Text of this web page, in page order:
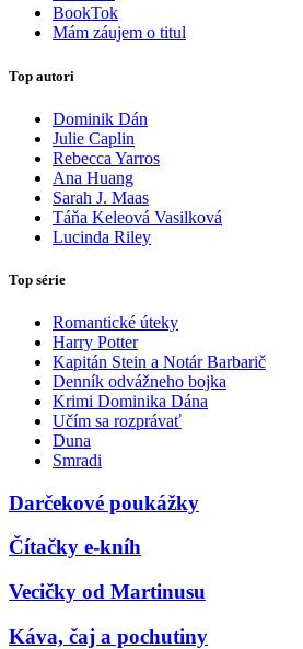
BookTok
Mám záujem o titul
Top autori
Dominik Dán
Julie Caplin
Rebecca Yarros
Ana Huang
Sarah J. Maas
Táňa Keleová Vasilková
Lucinda Riley
Top série
Romantické úteky
Harry Potter
Kapitán Stein a Notár Barbarič
Denník odvážneho bojka
Krimi Dominika Dána
Učím sa rozprávať
Duna
Smradi
Darčekové poukážky
Čítačky e-kníh
Vecičky od Martinusu
Káva, čaj a pochutiny